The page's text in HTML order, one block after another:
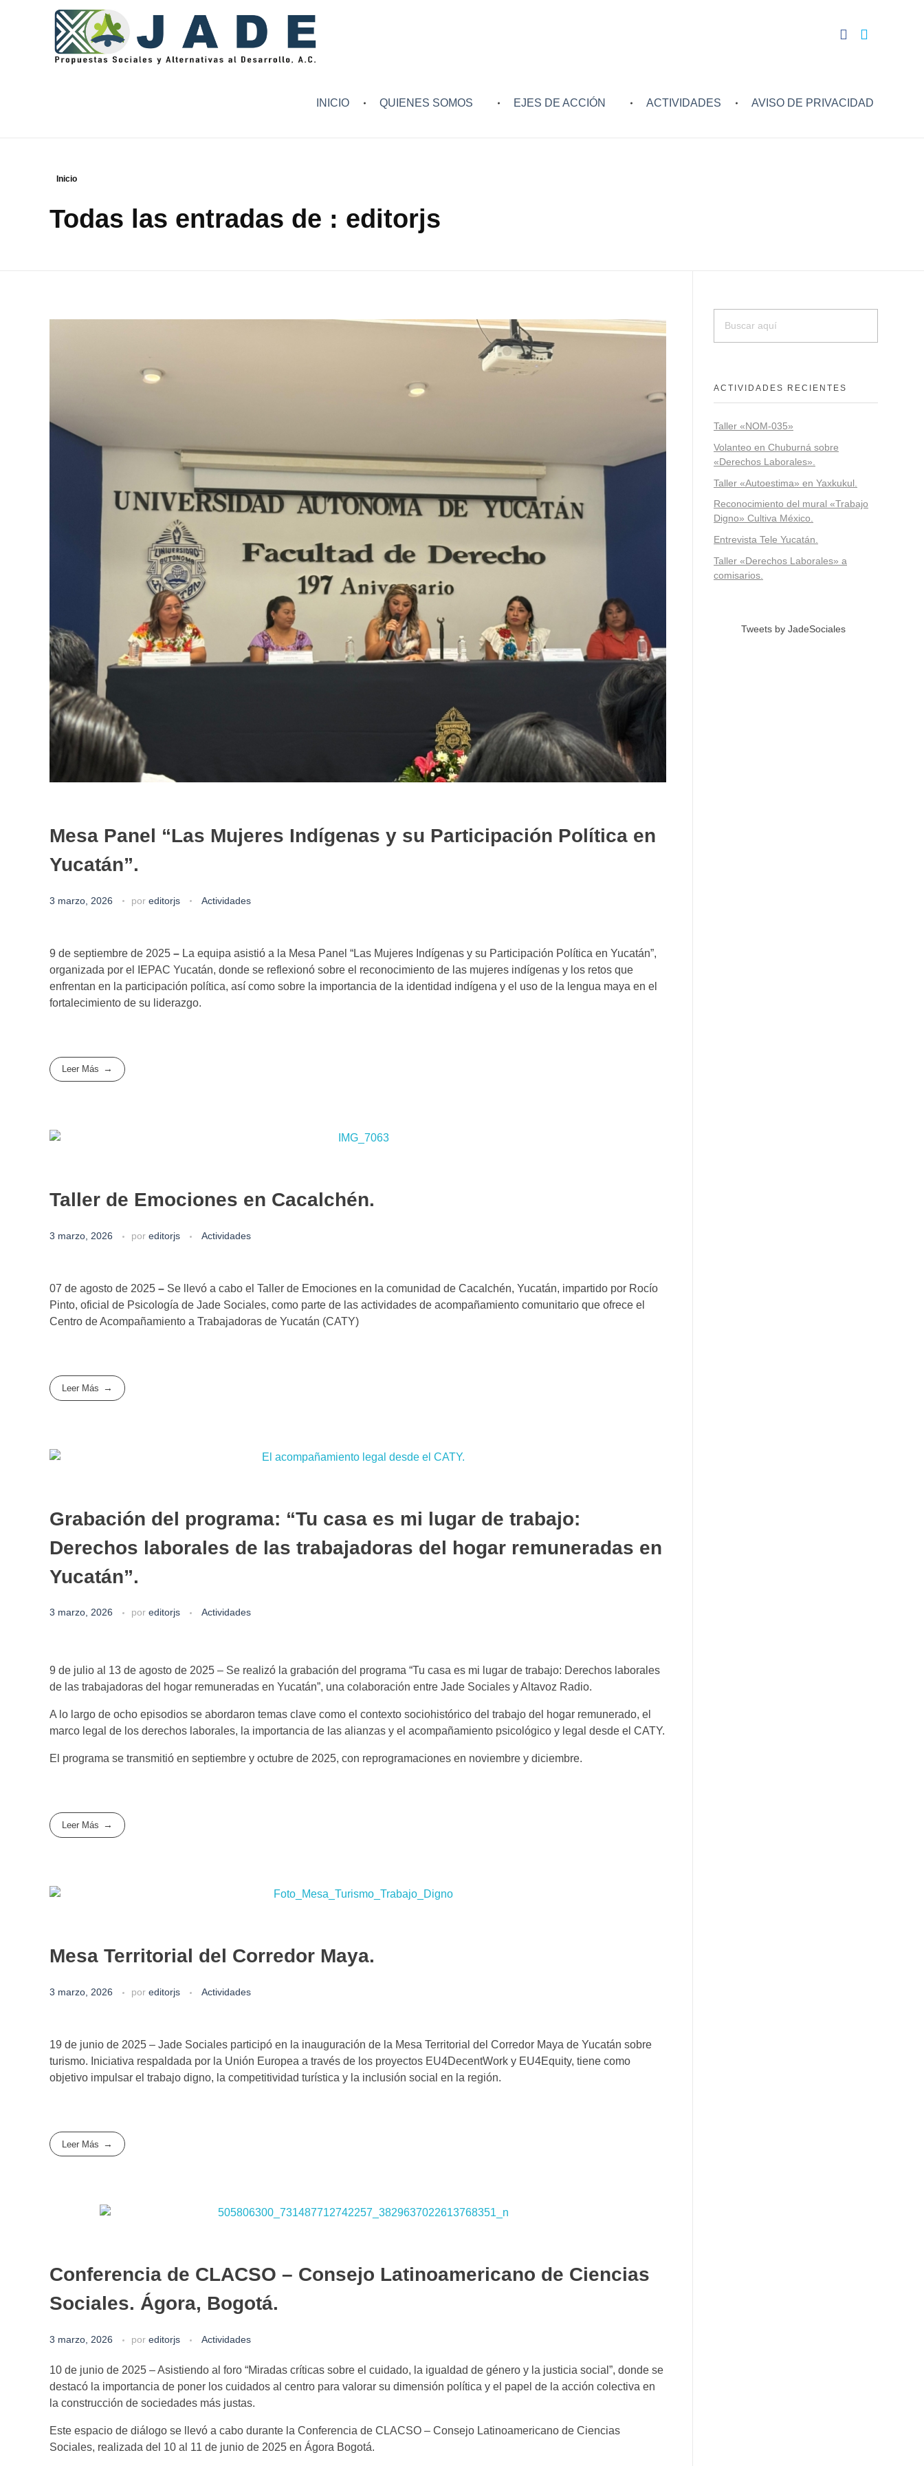
INICIO QUIENES SOMOS EJES DE ACCIÓN ACTIVIDADES AVISO DE PRIVACIDAD
Inicio
Todas las entradas de : editorjs
Mesa Panel “Las Mujeres Indígenas y su Participación Política en
Yucatán”.
3 marzo, 2026 por editorjs Actividades
9 de septiembre de 2025 – La equipa asistió a la Mesa Panel “Las Mujeres Indígenas y su Participación Política en Yucatán”,
organizada por el IEPAC Yucatán, donde se reflexionó sobre el reconocimiento de las mujeres indígenas y los retos que
enfrentan en la participación política, así como sobre la importancia de la identidad indígena y el uso de la lengua maya en el
fortalecimiento de su liderazgo.
Leer Más
Taller de Emociones en Cacalchén.
3 marzo, 2026 por editorjs Actividades
07 de agosto de 2025 – Se llevó a cabo el Taller de Emociones en la comunidad de Cacalchén, Yucatán, impartido por Rocío
Pinto, oficial de Psicología de Jade Sociales, como parte de las actividades de acompañamiento comunitario que ofrece el
Centro de Acompañamiento a Trabajadoras de Yucatán (CATY)
Leer Más
Grabación del programa: “Tu casa es mi lugar de trabajo:
Derechos laborales de las trabajadoras del hogar remuneradas en
Yucatán”.
3 marzo, 2026 por editorjs Actividades
9 de julio al 13 de agosto de 2025 – Se realizó la grabación del programa “Tu casa es mi lugar de trabajo: Derechos laborales
de las trabajadoras del hogar remuneradas en Yucatán”, una colaboración entre Jade Sociales y Altavoz Radio.
A lo largo de ocho episodios se abordaron temas clave como el contexto sociohistórico del trabajo del hogar remunerado, el
marco legal de los derechos laborales, la importancia de las alianzas y el acompañamiento psicológico y legal desde el CATY.
El programa se transmitió en septiembre y octubre de 2025, con reprogramaciones en noviembre y diciembre.
Leer Más
Mesa Territorial del Corredor Maya.
3 marzo, 2026 por editorjs Actividades
19 de junio de 2025 – Jade Sociales participó en la inauguración de la Mesa Territorial del Corredor Maya de Yucatán sobre
turismo. Iniciativa respaldada por la Unión Europea a través de los proyectos EU4DecentWork y EU4Equity, tiene como
objetivo impulsar el trabajo digno, la competitividad turística y la inclusión social en la región.
Leer Más
Conferencia de CLACSO – Consejo Latinoamericano de Ciencias
Sociales. Ágora, Bogotá.
3 marzo, 2026 por editorjs Actividades
10 de junio de 2025 – Asistiendo al foro “Miradas críticas sobre el cuidado, la igualdad de género y la justicia social”, donde se
destacó la importancia de poner los cuidados al centro para valorar su dimensión política y el papel de la acción colectiva en
la construcción de sociedades más justas.
Este espacio de diálogo se llevó a cabo durante la Conferencia de CLACSO – Consejo Latinoamericano de Ciencias
Sociales, realizada del 10 al 11 de junio de 2025 en Ágora Bogotá.
ACTIVIDADES RECIENTES
Taller «NOM-035»
Volanteo en Chuburná sobre
«Derechos Laborales».
Taller «Autoestima» en Yaxkukul.
Reconocimiento del mural «Trabajo
Digno» Cultiva México.
Entrevista Tele Yucatán.
Taller «Derechos Laborales» a
comisarios.
Tweets by JadeSociales